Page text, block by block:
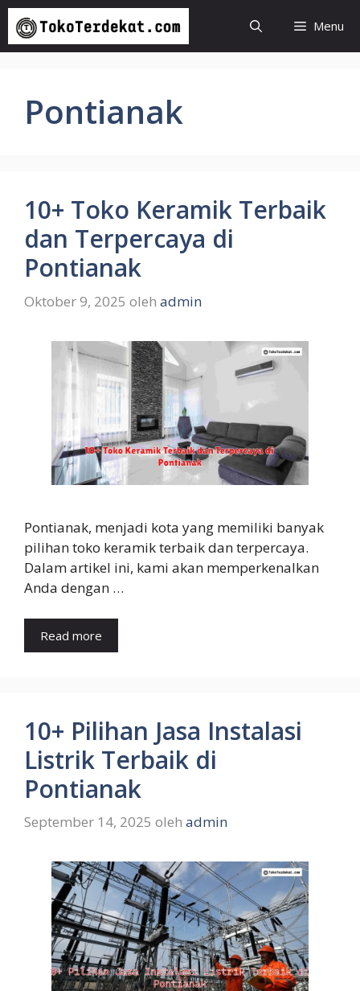
Langsung
isi
Menu
Pontianak
10+ Toko Keramik Terbaik
dan Terpercaya di
Pontianak
Oktober 9, 2025 oleh admin
Pontianak, menjadi kota yang memiliki banyak
pilihan toko keramik terbaik dan terpercaya.
Dalam artikel ini, kami akan memperkenalkan
Anda dengan …
Read more
10+ Pilihan Jasa Instalasi
Listrik Terbaik di
Pontianak
September 14, 2025 oleh admin